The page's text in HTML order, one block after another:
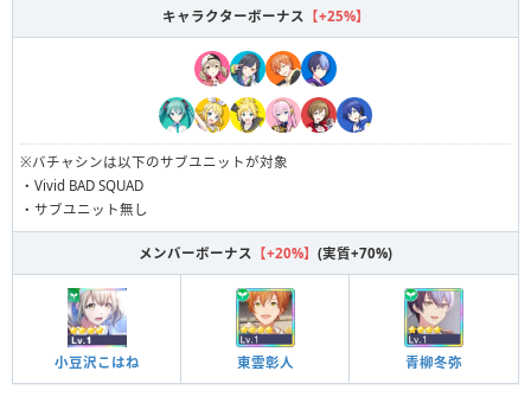
キャラクターボーナス 【+25%】
※バチャシンは以下のサブユニットが対象
・Vivid BAD SQUAD
・サブユニット無し
メンバーボーナス 【+20%】 (実質+70%)
小豆沢こはね 東雲彰人 青柳冬弥